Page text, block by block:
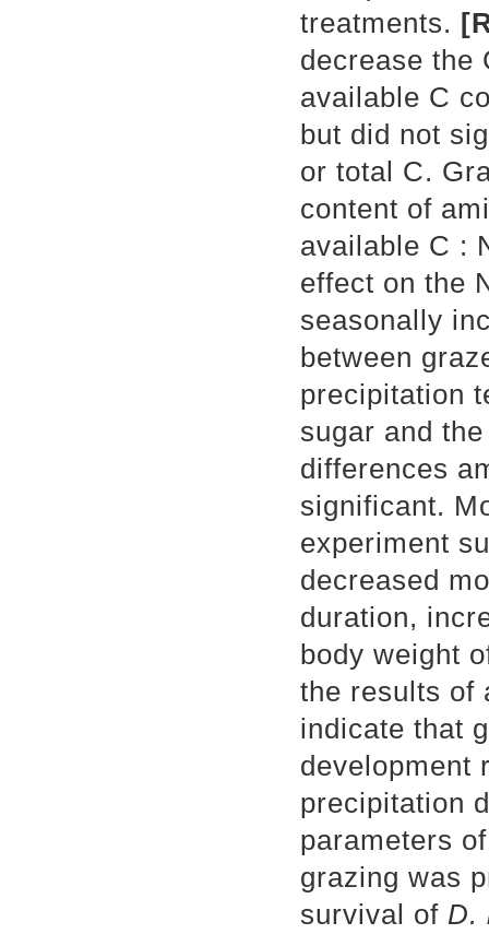
treatments. [
decrease the
available C
but did not
or total C.
content of
available C :
effect on the
seasonally
between
precipitation
sugar and
differences
significant.
experiment
decreased
duration,
body weight
the results of
indicate that
development
precipitation
parameters
grazing was
survival of D.